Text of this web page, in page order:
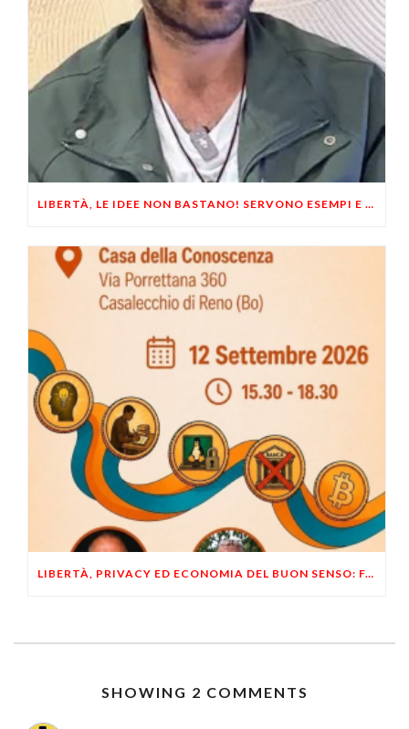
LIBERTÀ, LE IDEE NON BASTANO! SERVONO ESEMPI E UN PO’ DI COERENZA
LIBERTÀ, PRIVACY ED ECONOMIA DEL BUON SENSO: FACCO E MUSUMECI A CASALECCHIO DI RENO (BO)
SHOWING 2 COMMENTS